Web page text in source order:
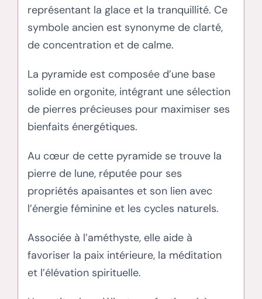
représentant la glace et la tranquillité. Ce
symbole ancien est synonyme de clarté,
de concentration et de calme.
La pyramide est composée d’une base
solide en orgonite, intégrant une sélection
de pierres précieuses pour maximiser ses
bienfaits énergétiques.
Au cœur de cette pyramide se trouve la
pierre de lune, réputée pour ses
propriétés apaisantes et son lien avec
l’énergie féminine et les cycles naturels.
Associée à l’améthyste, elle aide à
favoriser la paix intérieure, la méditation
et l’élévation spirituelle.